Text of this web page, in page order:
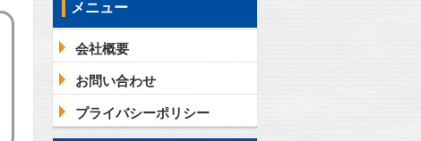
メニュー
会社概要
お問い合わせ
プライバシーポリシー